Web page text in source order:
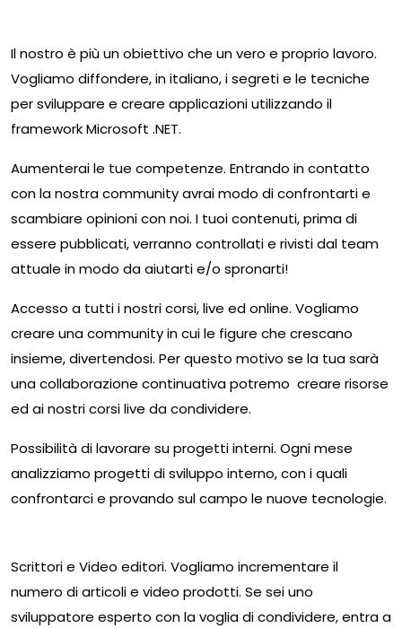
Il nostro è più un obiettivo che un vero e proprio lavoro.
Vogliamo diffondere, in italiano, i segreti e le tecniche
per sviluppare e creare applicazioni utilizzando il
framework Microsoft .NET.
Aumenterai le tue competenze. Entrando in contatto
con la nostra community avrai modo di confrontarti e
scambiare opinioni con noi. I tuoi contenuti, prima di
essere pubblicati, verranno controllati e rivisti dal team
attuale in modo da aiutarti e/o spronarti!
Accesso a tutti i nostri corsi, live ed online. Vogliamo
creare una community in cui le figure che crescano
insieme, divertendosi. Per questo motivo se la tua sarà
una collaborazione continuativa potremo creare risorse
ed ai nostri corsi live da condividere.
Possibilità di lavorare su progetti interni. Ogni mese
analizziamo progetti di sviluppo interno, con i quali
confrontarci e provando sul campo le nuove tecnologie.
Scrittori e Video editori. Vogliamo incrementare il
numero di articoli e video prodotti. Se sei uno
sviluppatore esperto con la voglia di condividere, entra a